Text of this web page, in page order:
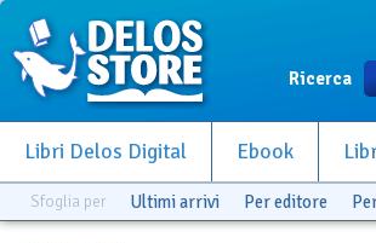
Ricerca
Libri Delos Digital Ebook
Sfoglia per Ultimi arrivi Per editore